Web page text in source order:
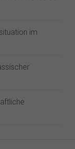
im